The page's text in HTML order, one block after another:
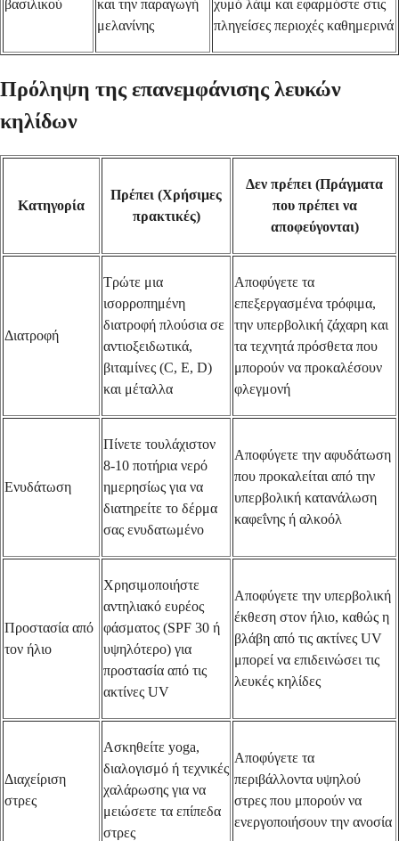
βασιλικού
και την παραγωγή
μελανίνης
χυμό λάιμ και εφαρμόστε στις
πληγείσες περιοχές καθημερινά
Πρόληψη της επανεμφάνισης λευκών
κηλίδων
Κατηγορία
Πρέπει (Χρήσιμες
πρακτικές)
Δεν πρέπει (Πράγματα
που πρέπει να
αποφεύγονται)
Διατροφή
Τρώτε μια
ισορροπημένη
διατροφή πλούσια σε
αντιοξειδωτικά,
βιταμίνες (C, E, D)
και μέταλλα
Αποφύγετε τα
επεξεργασμένα τρόφιμα,
την υπερβολική ζάχαρη και
τα τεχνητά πρόσθετα που
μπορούν να προκαλέσουν
φλεγμονή
Ενυδάτωση
Πίνετε τουλάχιστον
8-10 ποτήρια νερό
ημερησίως για να
διατηρείτε το δέρμα
σας ενυδατωμένο
Αποφύγετε την αφυδάτωση
που προκαλείται από την
υπερβολική κατανάλωση
καφεΐνης ή αλκοόλ
Προστασία από
τον ήλιο
Χρησιμοποιήστε
αντηλιακό ευρέος
φάσματος (SPF 30 ή
υψηλότερο) για
προστασία από τις
ακτίνες UV
Αποφύγετε την υπερβολική
έκθεση στον ήλιο, καθώς η
βλάβη από τις ακτίνες UV
μπορεί να επιδεινώσει τις
λευκές κηλίδες
Διαχείριση
στρες
Ασκηθείτε yoga,
διαλογισμό ή τεχνικές
χαλάρωσης για να
μειώσετε τα επίπεδα
στρες
Αποφύγετε τα
περιβάλλοντα υψηλού
στρες που μπορούν να
ενεργοποιήσουν την ανοσία